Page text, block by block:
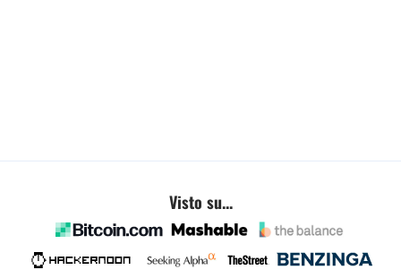
Visto su...